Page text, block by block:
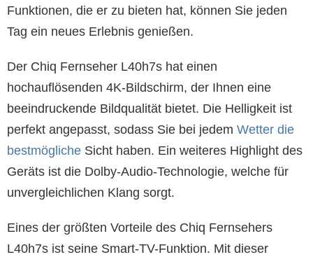
Funktionen, die er zu bieten hat, können Sie jeden
Tag ein neues Erlebnis genießen.
Der Chiq Fernseher L40h7s hat einen
hochauflösenden 4K-Bildschirm, der Ihnen eine
beeindruckende Bildqualität bietet. Die Helligkeit ist
perfekt angepasst, sodass Sie bei jedem Wetter die
bestmögliche Sicht haben. Ein weiteres Highlight des
Geräts ist die Dolby-Audio-Technologie, welche für
unvergleichlichen Klang sorgt.
Eines der größten Vorteile des Chiq Fernsehers
L40h7s ist seine Smart-TV-Funktion. Mit dieser